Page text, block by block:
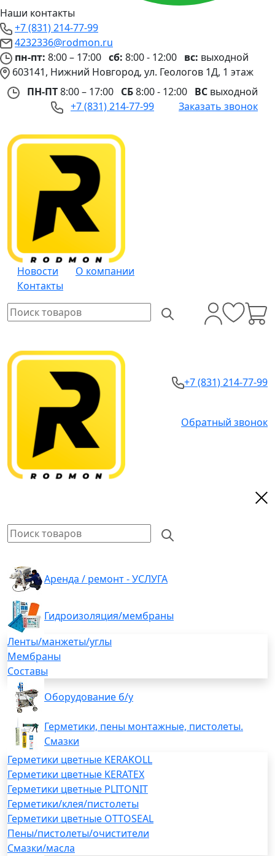
Наши контакты
+7 (831) 214-77-99
4232336@rodmon.ru
пн-пт: 8:00 – 17:00 сб: 8:00 - 12:00 вс: выходной
603141, Нижний Новгород, ул. Геологов 1Д, 1 этаж
ПН-ПТ8:00 – 17:00 СБ8:00 - 12:00 ВС выходной
+7 (831) 214-77-99
Заказать звонок
Новости
О компании
Контакты
+7 (831) 214-77-99
Обратный звонок
Аренда / ремонт - УСЛУГА
Гидроизоляция/мембраны
Ленты/манжеты/углы
Мембраны
Составы
Оборудование б/у
Герметики, пены монтажные, пистолеты.
Смазки
Герметики цветные KERAKOLL
Герметики цветные KERATEX
Герметики цветные PLITONIT
Герметики/клея/пистолеты
Герметики цветные OTTOSEAL
Пены/пистолеты/очистители
Смазки/масла